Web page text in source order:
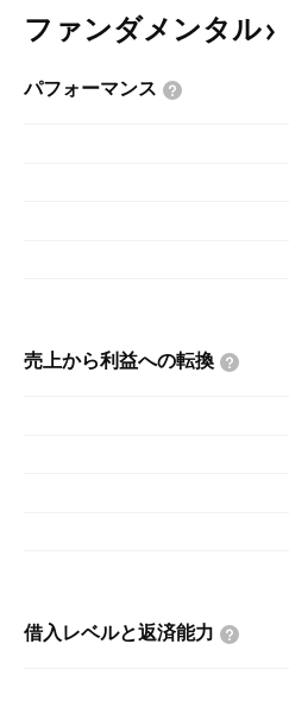
ファンダメンタル
パフォーマンス
売上から利益への転換
借入レベルと返済能力